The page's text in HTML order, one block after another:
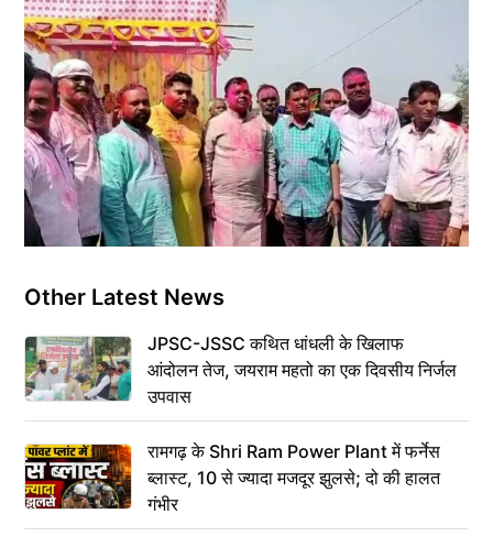
Other Latest News
JPSC-JSSC कथित धांधली के खिलाफ
आंदोलन तेज, जयराम महतो का एक दिवसीय निर्जल
उपवास
रामगढ़ के Shri Ram Power Plant में फर्नेस
ब्लास्ट, 10 से ज्यादा मजदूर झुलसे; दो की हालत
गंभीर